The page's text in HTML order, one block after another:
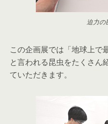
迫力の
この企画展では「地球上で
と言われる昆虫をたくさん
ていただきます。